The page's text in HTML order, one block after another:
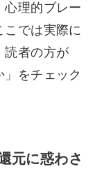
心理的ブレー
こでは実際に
読者の方が
」をチェック
元に惑わさ